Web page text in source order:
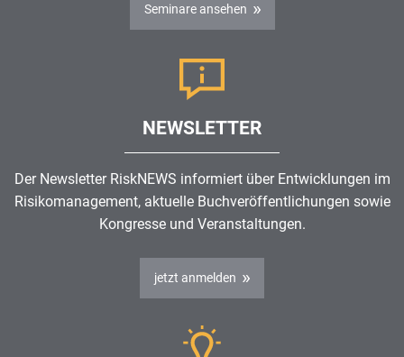
Seminare ansehen
NEWSLETTER
Der Newsletter RiskNEWS informiert über Entwicklungen im
Risikomanagement, aktuelle Buchveröffentlichungen sowie
Kongresse und Veranstaltungen.
jetzt anmelden